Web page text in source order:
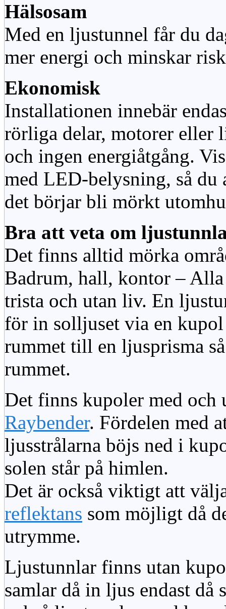
Hälsosam
Med en ljustunnel får du
mer energi och minskar
Ekonomisk
Installationen innebär
rörliga delar, motorer eller
och ingen energiåtgång.
med LED-belysning, så
det börjar bli mörkt
Bra att veta om
Det finns alltid mörka
Badrum, hall, kontor – Alla
trista och utan liv. En
för in solljuset via en
rummet till en ljusprisma
rummet.
Det finns kupoler med och
Raybender. Fördelen med
ljusstrålarna böjs ned i
solen står på himlen.
Det är också viktigt att
reflektans som möjligt då
utrymme.
Ljustunnlar finns utan
samlar då in ljus endast då